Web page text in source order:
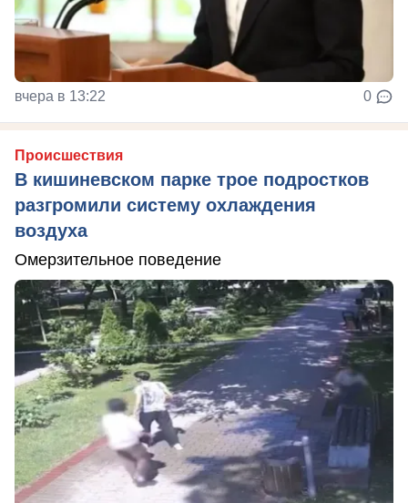
вчера в 13:22 0
Происшествия
В кишиневском парке трое подростков
разгромили систему охлаждения
воздуха
Омерзительное поведение